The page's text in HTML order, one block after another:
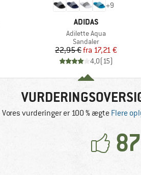
+9
MÆRKE
ADIDAS
Artikel
Adilette Aqua
Produktgruppe
Sandaler
Pris
22,95 € Nedsat pris
fra 17,21 €
4,0(15)
Vores vurderinger er 100 % ægte Flere